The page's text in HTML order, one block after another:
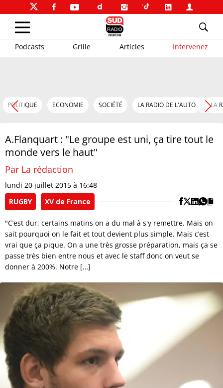
Podcasts Grille Articles Intervenez
POLITIQUE ECONOMIE SOCIÉTÉ LA RADIO DE L'AUTO LA
A.Flanquart : "Le groupe est uni, ça tire tout le
monde vers le haut"
Par La rédaction
lundi 20 juillet 2015 à 16:48
RUGBY
XV de France
"C’est dur, certains matins on a du mal à s'y remettre. Mais on
sait pourquoi on le fait et tout devient plus simple. Mais c’est
vrai que ça pique. On a une très grosse préparation, mais ça se
passe très bien entre nous et avec le staff donc on veut se
donner à 200%. Notre […]